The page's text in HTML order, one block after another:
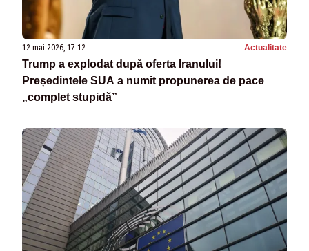
12 mai 2026, 17:12 Actualitate
Trump a explodat după oferta Iranului!
Președintele SUA a numit propunerea de pace
„complet stupidă”